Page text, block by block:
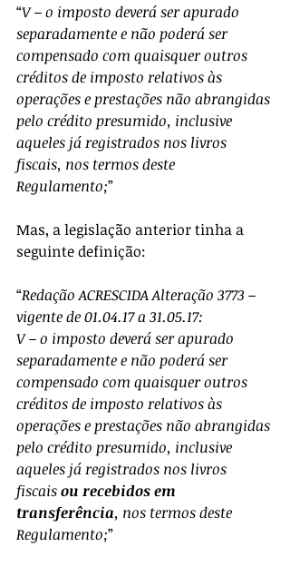
“V – o imposto deverá ser apurado
separadamente e não poderá ser
compensado com quaisquer outros
créditos de imposto relativos às
operações e prestações não abrangidas
pelo crédito presumido, inclusive
aqueles já registrados nos livros
fiscais, nos termos deste
Regulamento;”
Mas, a legislação anterior tinha a
seguinte definição:
“Redação ACRESCIDA Alteração 3773 –
vigente de 01.04.17 a 31.05.17:
V – o imposto deverá ser apurado
separadamente e não poderá ser
compensado com quaisquer outros
créditos de imposto relativos às
operações e prestações não abrangidas
pelo crédito presumido, inclusive
aqueles já registrados nos livros
fiscais ou recebidos em
transferência, nos termos deste
Regulamento;”